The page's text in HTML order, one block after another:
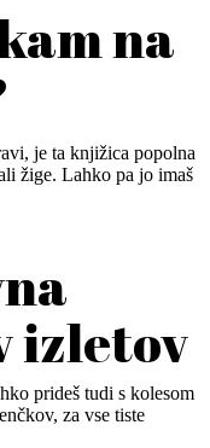
na
je ta knjižica popolna
žige. Lahko pa jo imaš
izletov
prideš tudi s kolesom
za vse tiste